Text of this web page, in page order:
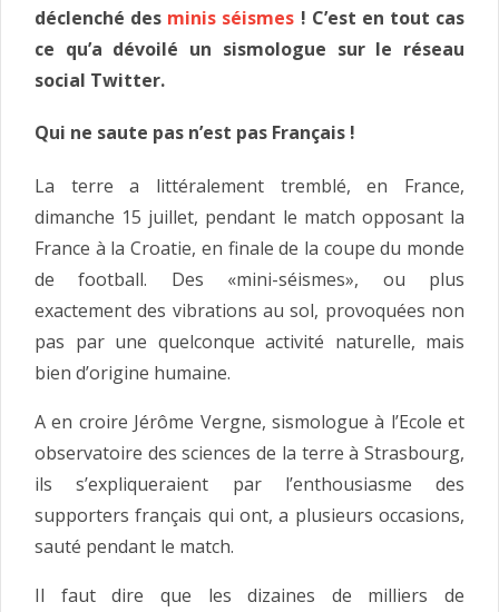
déclenché des minis séismes ! C’est en tout cas
ce qu’a dévoilé un sismologue sur le réseau
social Twitter.
Qui ne saute pas n’est pas Français !
La terre a littéralement tremblé, en France,
dimanche 15 juillet, pendant le match opposant la
France à la Croatie, en finale de la coupe du monde
de football. Des «mini-séismes», ou plus
exactement des vibrations au sol, provoquées non
pas par une quelconque activité naturelle, mais
bien d’origine humaine.
A en croire Jérôme Vergne, sismologue à l’Ecole et
observatoire des sciences de la terre à Strasbourg,
ils s’expliqueraient par l’enthousiasme des
supporters français qui ont, a plusieurs occasions,
sauté pendant le match.
Il faut dire que les dizaines de milliers de